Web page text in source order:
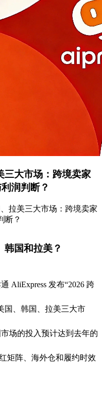
三大市场：跨境卖家
润判断？
拉美三大市场：跨境卖家
断？
韩国和拉美？
AliExpress 发布“2026 跨
国、韩国、拉美三大市
场的投入预计达到去年的
矩阵、海外仓和履约时效